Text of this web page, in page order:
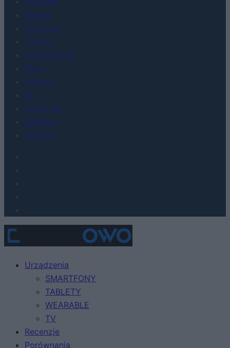
Porady
Promocje
FinTech
Hardware PC
Moto
Gaming
AI
Redakcja
Reklama
Kontakt
Urządzenia
SMARTFONY
TABLETY
WEARABLE
TV
Recenzje
Porównania